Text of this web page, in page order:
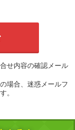
せ内容の確認メール
場合、迷惑メールフ
。